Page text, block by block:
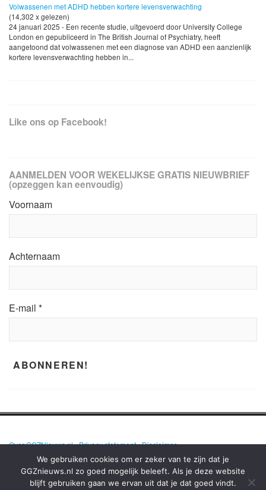
Volwassenen met ADHD hebben kortere levensverwachting
(14,302 x gelezen)
24 januari 2025 - Een recente studie, uitgevoerd door University College
London en gepubliceerd in The British Journal of Psychiatry, heeft
aangetoond dat volwassenen met een diagnose van ADHD een aanzienlijk
kortere levensverwachting hebben in...
Like ons op Facebook!
AANMELDEN VOOR WEKELIJKSE GRATIS NIEUWBRIEF
(opzeggen kan eenvoudig)
Voornaam
Achternaam
E-mail *
Over GGZNieuws.nl•Privacy statement•Disclaimer
We gebruiken cookies om er zeker van te zijn dat je
GGZnieuws.nl zo goed mogelijk beleeft. Als je deze website
blijft gebruiken gaan we ervan uit dat je dat goed vindt.